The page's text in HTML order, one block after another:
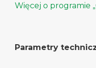
Więcej o programie
Parametry